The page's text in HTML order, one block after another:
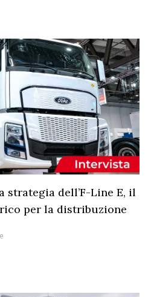
strategia dell’F-Line E, il
per la distribuzione